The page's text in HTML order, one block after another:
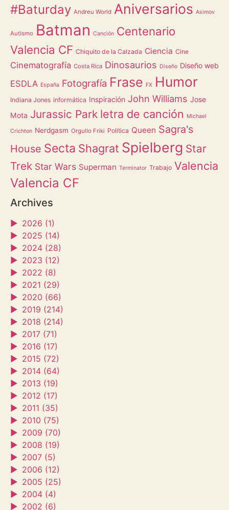
#Baturday Andreu World Aniversarios Asimov
Autismo Batman Canción Centenario
Valencia CF Chiquito de la Calzada Ciencia Cine
Cinematografía Costa Rica Dinosaurios Diseño Diseño web
ESDLA España Fotografía Frase FX Humor
Indiana Jones informática Inspiración John Williams Jose
Mota Jurassic Park letra de canción Michael
Crichton Nerdgasm Orgullo Friki Política Queen Sagra's
House Secta Shagrat Spielberg Star
Trek Star Wars Superman Terminator Trabajo Valencia
Valencia CF
Archives
► 2026 (1)
► 2025 (14)
► 2024 (28)
► 2023 (12)
► 2022 (8)
► 2021 (29)
► 2020 (66)
► 2019 (214)
► 2018 (214)
► 2017 (71)
► 2016 (17)
► 2015 (72)
► 2014 (64)
► 2013 (19)
► 2012 (17)
► 2011 (35)
► 2010 (75)
► 2009 (70)
► 2008 (19)
► 2007 (5)
► 2006 (12)
► 2005 (25)
► 2004 (4)
► 2002 (6)